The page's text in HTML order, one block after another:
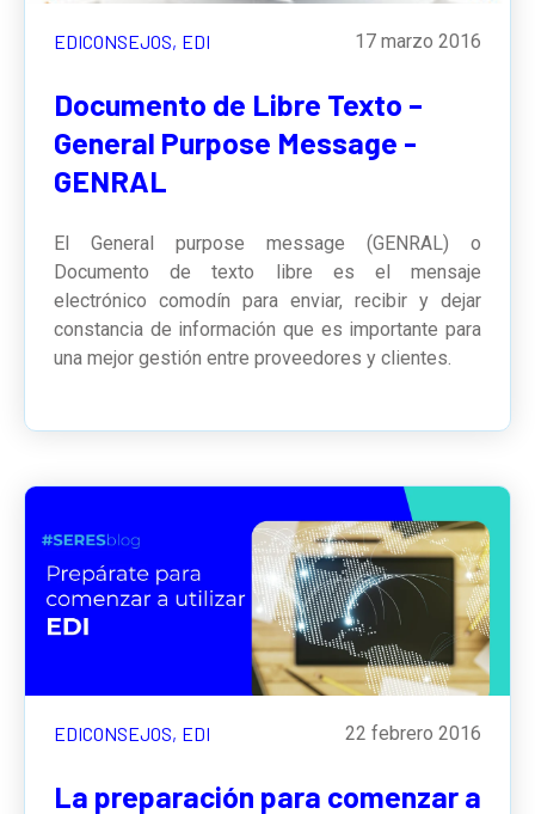
EDICONSEJOS, EDI 17 marzo 2016
Documento de Libre Texto –
General Purpose Message -
GENRAL
El General purpose message (GENRAL) o
Documento de texto libre
es el mensaje
electrónico comodín para enviar, recibir y dejar
constancia de información que es importante para
una mejor gestión entre proveedores y clientes.
EDICONSEJOS, EDI 22 febrero 2016
La preparación para comenzar a